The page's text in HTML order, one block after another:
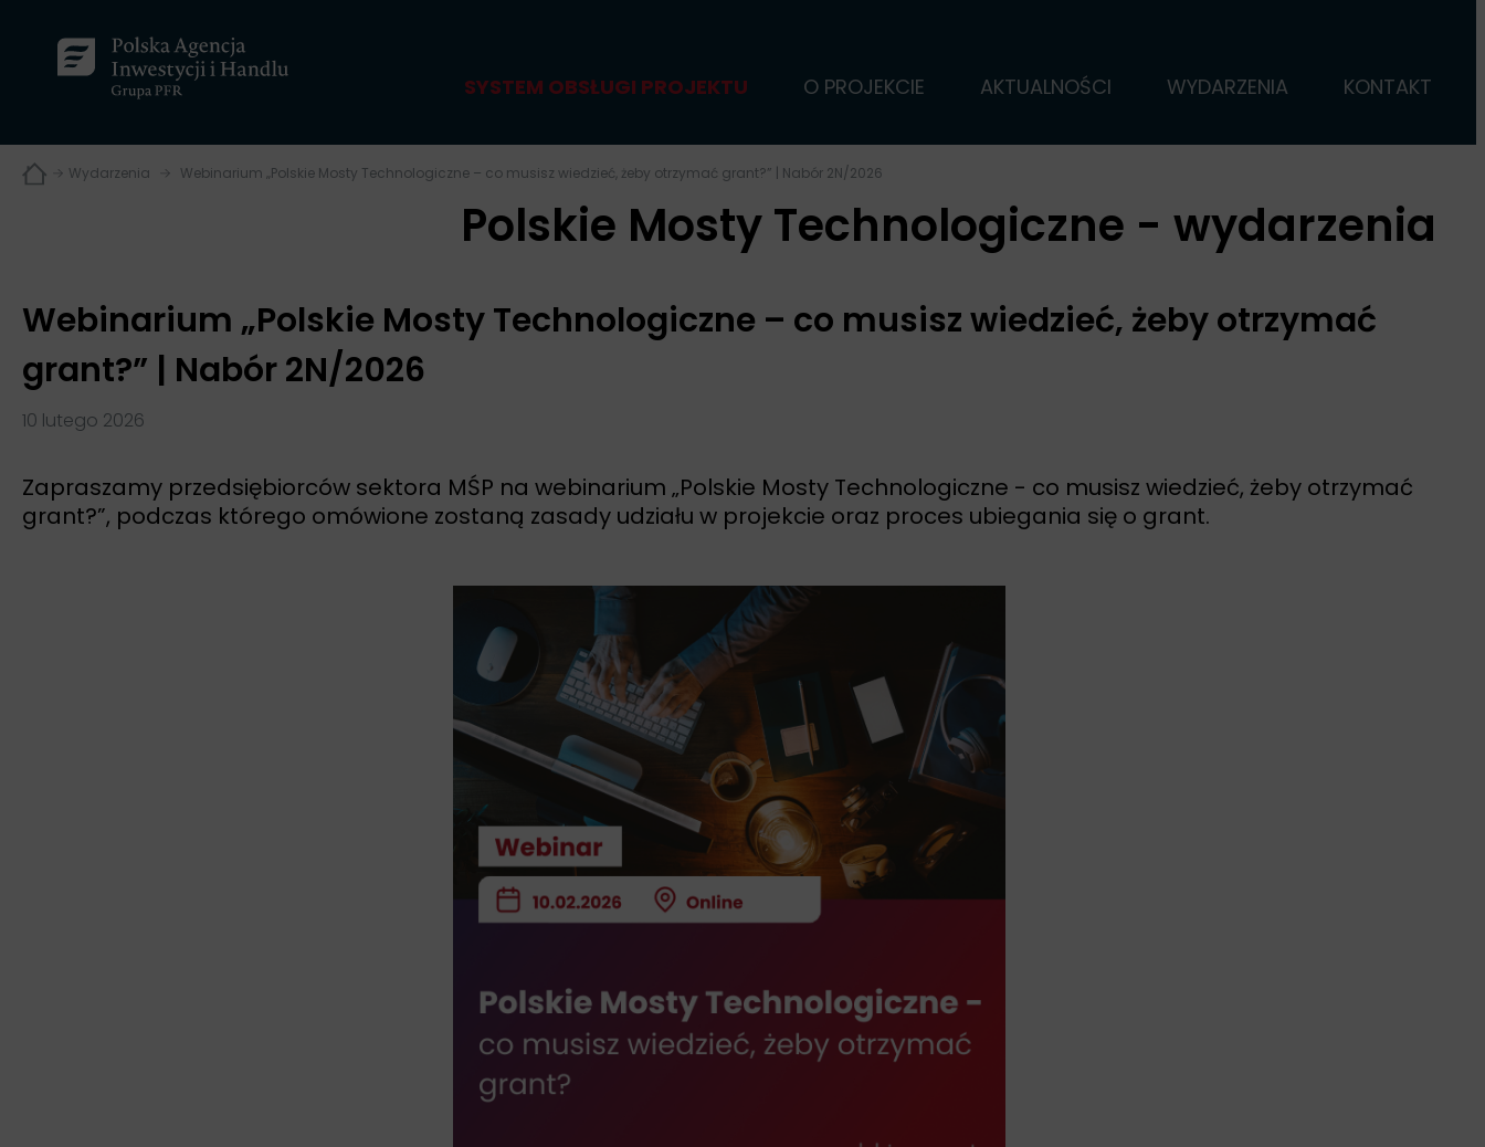
SYSTEM OBSŁUGI PROJEKTU O PROJEKCIE AKTUALNOŚCI WYDARZENIA KONTAKT
Wydarzenia Webinarium „Polskie Mosty Technologiczne – co musisz wiedzieć, żeby otrzymać grant?” | Nabór 2N/2026
Polskie Mosty Technologiczne - wydarzenia
Webinarium „Polskie Mosty Technologiczne – co musisz wiedzieć, żeby otrzymać
grant?” | Nabór 2N/2026
10 lutego 2026
Zapraszamy przedsiębiorców sektora MŚP na webinarium „Polskie Mosty Technologiczne - co musisz wiedzieć, żeby otrzymać
grant?”, podczas którego omówione zostaną zasady udziału w projekcie oraz proces ubiegania się o grant.